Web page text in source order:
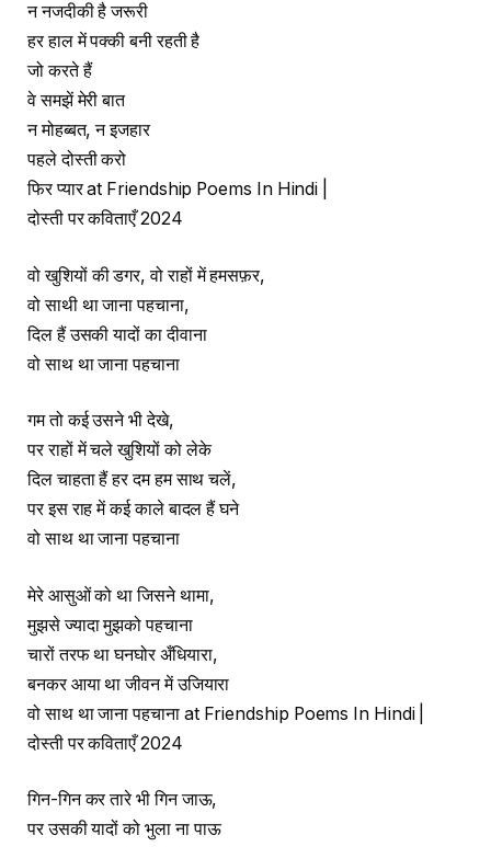
न नजदीकी है जरूरी
हर हाल में पक्की बनी रहती है
जो करते हैं
वे समझें मेरी बात
न मोहब्बत, न इजहार
पहले दोस्ती करो
फिर प्यार at Friendship Poems In Hindi |
दोस्ती पर कविताएँ 2024
वो खुशियों की डगर, वो राहों में हमसफ़र,
वो साथी था जाना पहचाना,
दिल हैं उसकी यादों का दीवाना
वो साथ था जाना पहचाना
गम तो कई उसने भी देखे,
पर राहों में चले खुशियों को लेके
दिल चाहता हैं हर दम हम साथ चलें,
पर इस राह में कई काले बादल हैं घने
वो साथ था जाना पहचाना
मेरे आसुओं को था जिसने थामा,
मुझसे ज्यादा मुझको पहचाना
चारों तरफ था घनघोर अँधियारा,
बनकर आया था जीवन में उजियारा
वो साथ था जाना पहचाना at Friendship Poems In Hindi |
दोस्ती पर कविताएँ 2024
गिन-गिन कर तारे भी गिन जाऊ,
पर उसकी यादों को भुला ना पाऊ